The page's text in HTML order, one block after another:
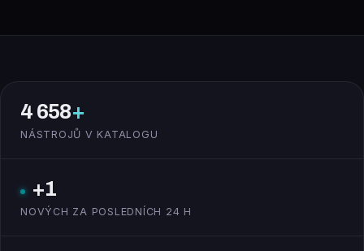
4 658+
NÁSTROJŮ V KATALOGU
+1
NOVÝCH ZA POSLEDNÍCH 24 H